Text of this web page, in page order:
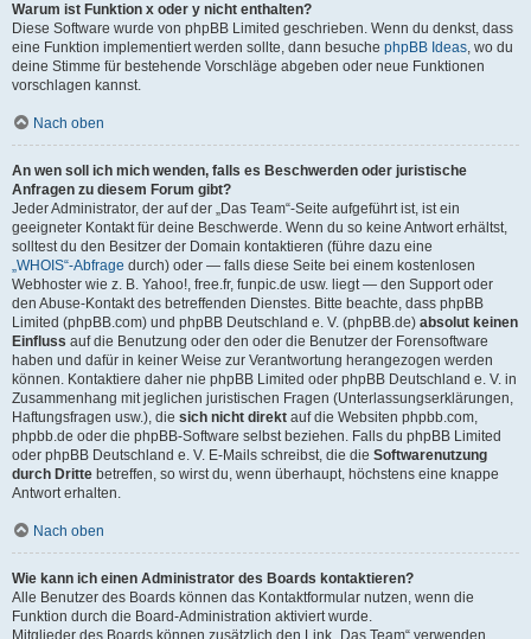
Warum ist Funktion x oder y nicht enthalten?
Diese Software wurde von phpBB Limited geschrieben. Wenn du denkst, dass
eine Funktion implementiert werden sollte, dann besuche phpBB Ideas, wo du
deine Stimme für bestehende Vorschläge abgeben oder neue Funktionen
vorschlagen kannst.
Nach oben
An wen soll ich mich wenden, falls es Beschwerden oder juristische
Anfragen zu diesem Forum gibt?
Jeder Administrator, der auf der „Das Team“-Seite aufgeführt ist, ist ein
geeigneter Kontakt für deine Beschwerde. Wenn du so keine Antwort erhältst,
solltest du den Besitzer der Domain kontaktieren (führe dazu eine
„WHOIS“-Abfrage durch) oder — falls diese Seite bei einem kostenlosen
Webhoster wie z. B. Yahoo!, free.fr, funpic.de usw. liegt — den Support oder
den Abuse-Kontakt des betreffenden Dienstes. Bitte beachte, dass phpBB
Limited (phpBB.com) und phpBB Deutschland e. V. (phpBB.de) absolut keinen
Einfluss auf die Benutzung oder den oder die Benutzer der Forensoftware
haben und dafür in keiner Weise zur Verantwortung herangezogen werden
können. Kontaktiere daher nie phpBB Limited oder phpBB Deutschland e. V. in
Zusammenhang mit jeglichen juristischen Fragen (Unterlassungserklärungen,
Haftungsfragen usw.), die sich nicht direkt auf die Websiten phpbb.com,
phpbb.de oder die phpBB-Software selbst beziehen. Falls du phpBB Limited
oder phpBB Deutschland e. V. E-Mails schreibst, die die Softwarenutzung
durch Dritte betreffen, so wirst du, wenn überhaupt, höchstens eine knappe
Antwort erhalten.
Nach oben
Wie kann ich einen Administrator des Boards kontaktieren?
Alle Benutzer des Boards können das Kontaktformular nutzen, wenn die
Funktion durch die Board-Administration aktiviert wurde.
Mitglieder des Boards können zusätzlich den Link „Das Team“ verwenden.